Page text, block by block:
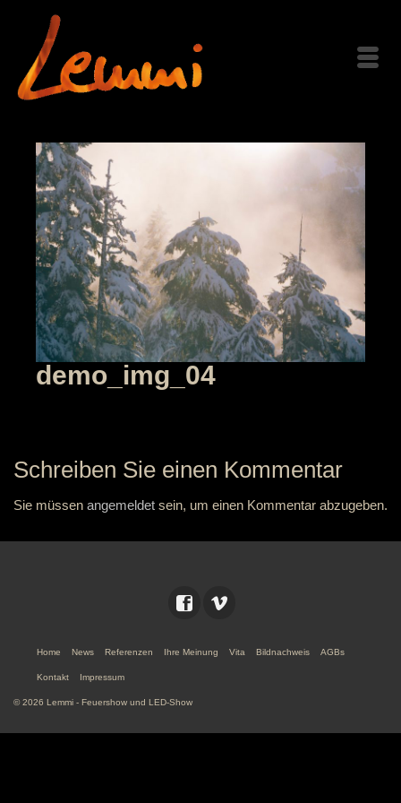
demo_img_04
Schreiben Sie einen Kommentar
Sie müssen angemeldet sein, um einen Kommentar abzugeben.
Home News Referenzen Ihre Meinung Vita Bildnachweis AGBs
Kontakt Impressum
© 2026 Lemmi - Feuershow und LED-Show